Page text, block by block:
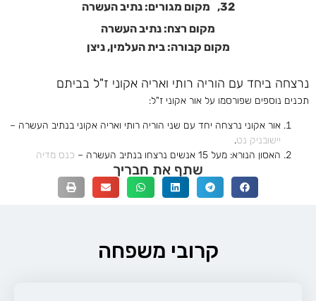
32,
מקום מגורים: נתיב העשרה
מקום רצח: נתיב העשרה
מקום קבורה: בית העלמין, ניצן
נרצחה ביחד עם הוריה רותי ואריה אקוני ז"ל בביתם
תכנים נוספים שפורסמו על אור אקוני ז"ל:
אור אקוני נרצחה יחד עם שני הוריה רותי ואריה אקוני בנתיב העשרה –
יישובניק נט.
האסון הנורא: מעל 15 אנשים נרצחו בנתיב העשרה –
כנס מדיה
שתף את חבריך
קרובי משפחה